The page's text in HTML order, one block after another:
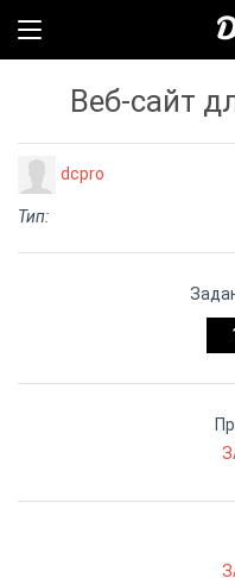
Веб-сайт
dcpro
Тип: